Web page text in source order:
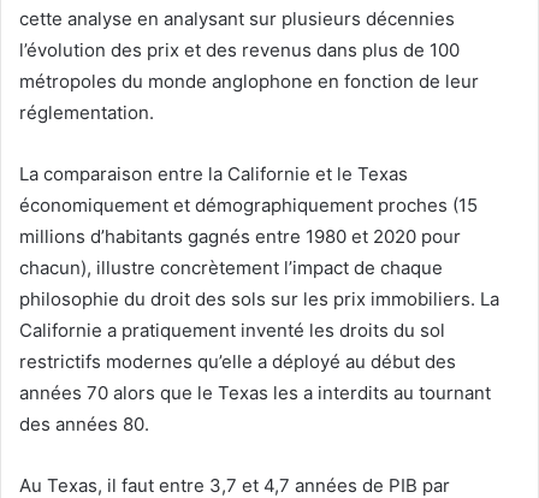
cette analyse en analysant sur plusieurs décennies
l’évolution des prix et des revenus dans plus de 100
métropoles du monde anglophone en fonction de leur
réglementation.
La comparaison entre la Californie et le Texas
économiquement et démographiquement proches (15
millions d’habitants gagnés entre 1980 et 2020 pour
chacun), illustre concrètement l’impact de chaque
philosophie du droit des sols sur les prix immobiliers. La
Californie a pratiquement inventé les droits du sol
restrictifs modernes qu’elle a déployé au début des
années 70 alors que le Texas les a interdits au tournant
des années 80.
Au Texas, il faut entre 3,7 et 4,7 années de PIB par